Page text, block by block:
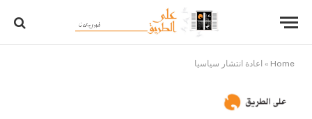
Home
» اعادة انتشار سياسيا